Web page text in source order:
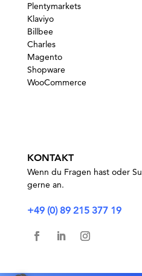
Plentymarkets
Klaviyo
Billbee
Charles
Magento
Shopware
WooCommerce
KONTAKT
Wenn du Fragen hast oder
gerne an.
+49 (0) 89 215 377 19